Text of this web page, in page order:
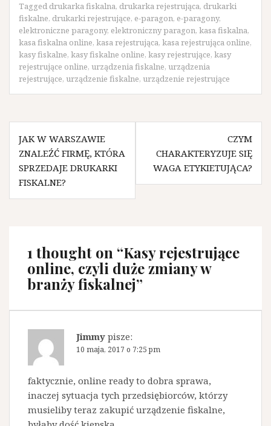
Tagged drukarka fiskalna, drukarka rejestrująca, drukarki
fiskalne, drukarki rejestrujące, e-paragon, e-paragony,
elektroniczne paragony, elektroniczny paragon, kasa fiskalna,
kasa fiskalna online, kasa rejestrująca, kasa rejestrująca online,
kasy fiskalne, kasy fiskalne online, kasy rejestrujące, kasy
rejestrujące online, urządzenia fiskalne, urządzenia
rejestrujące, urządzenie fiskalne, urządzenie rejestrujące
Nawigacja
wpisu
JAK W WARSZAWIE
ZNALEŹĆ FIRMĘ, KTÓRA
SPRZEDAJE DRUKARKI
FISKALNE?
CZYM
CHARAKTERYZUJE SIĘ
WAGA ETYKIETUJĄCA?
1 thought on “Kasy rejestrujące
online, czyli duże zmiany w
branży fiskalnej”
Jimmy pisze:
10 maja, 2017 o 7:25 pm
faktycznie, online ready to dobra sprawa,
inaczej sytuacja tych przedsiębiorców, którzy
musieliby teraz zakupić urządzenie fiskalne,